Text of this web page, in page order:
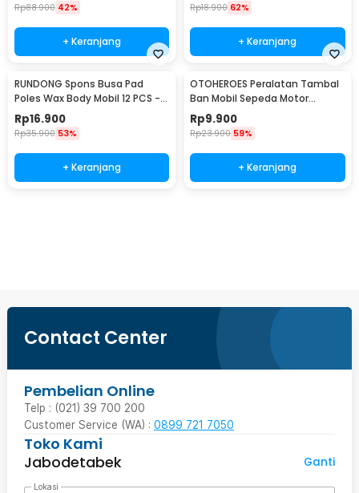
Rp88.900 42%
+ Keranjang
Rp18.900 62%
+ Keranjang
RUNDONG Spons Busa Pad
Poles Wax Body Mobil 12 PCS -
R2010
Rp16.900
Rp35.900 53%
+ Keranjang
OTOHEROES Peralatan Tambal
Ban Mobil Sepeda Motor
Tubeless - KBTB02
Rp9.900
Rp23.900 59%
+ Keranjang
Contact Center
Pembelian Online
Telp : (021) 39 700 200
Customer Service (WA) : 0899 721 7050
Toko Kami
Jabodetabek
Ganti
Lokasi